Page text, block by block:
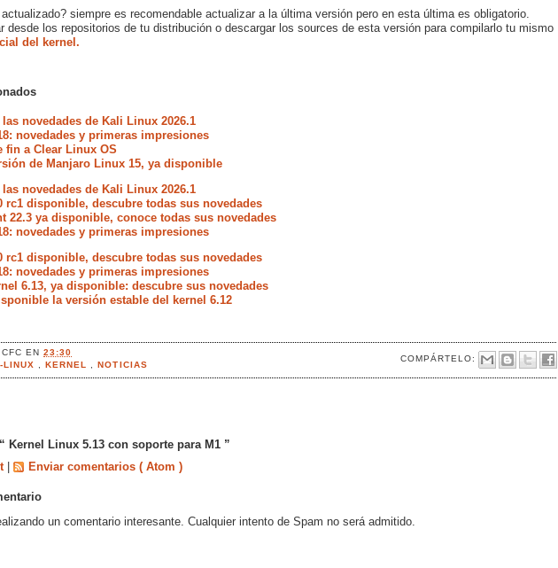
siempre es recomendable actualizar a la última versión pero en esta última es obligatorio.
desde los repositorios de tu distribución o descargar los sources de esta versión para compilarlo tu mismo
del kernel.
las novedades de Kali Linux 2026.1
novedades y primeras impresiones
fin a Clear Linux OS
de Manjaro Linux 15, ya disponible
las novedades de Kali Linux 2026.1
rc1 disponible, descubre todas sus novedades
22.3 ya disponible, conoce todas sus novedades
novedades y primeras impresiones
rc1 disponible, descubre todas sus novedades
novedades y primeras impresiones
6.13, ya disponible: descubre sus novedades
la versión estable del kernel 6.12
CFCEN23:30
COMPÁRTELO:
LINUX ,KERNEL ,NOTICIAS
Kernel Linux 5.13 con soporte para M1 ”
Enviar comentarios ( Atom )
un comentario interesante. Cualquier intento de Spam no será admitido.